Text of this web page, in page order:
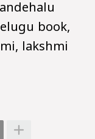
book,
lakshmi